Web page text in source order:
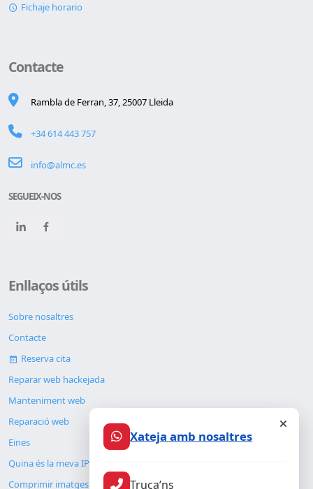
Fichaje horario
Contacte
Rambla de Ferran, 37, 25007 Lleida
+34 614 443 757
info@almc.es
SEGUEIX-NOS
Enllaços útils
Sobre nosaltres
Contacte
Reserva cita
Reparar web hackejada
Manteniment web
Reparació web
Eines
Quina és la meva IP
Comprimir imatges
Xateja amb nosaltres
Truca’ns